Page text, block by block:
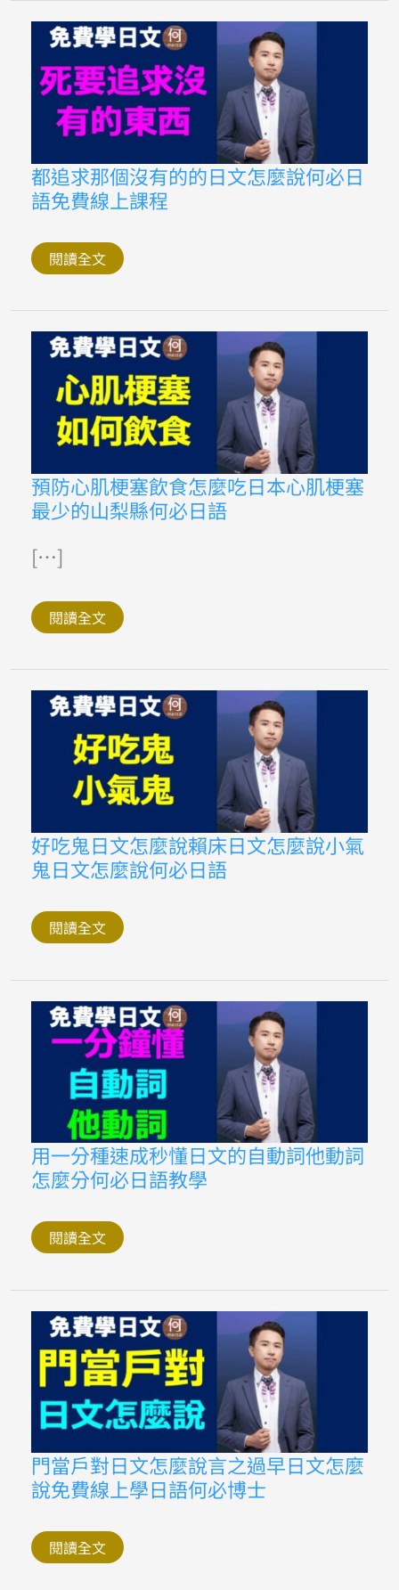
怎
麼
唸
以
及
dcard
都
推
的
日
語
線
上
程
都追求那個沒有的的日文怎麼說何必日
語免費線上課程
都
追
求
那
沒
有
的
文
怎
麼
說
必
日
語
免
費
線
上
課
程
閱讀全文
預防心肌梗塞飲食怎麼吃日本心肌梗塞
最少的山梨縣何必日語
[…]
預
防
心
肌
塞
飲
麼
吃
日
心
梗
塞
最
日
語
閱讀全文
好吃鬼日文怎麼說賴床日文怎麼說小氣
鬼日文怎麼說何必日語
好
吃
鬼
日
怎
麼
說
日
文
怎
麼
說
麼
說
何
必
日
閱讀全文
用一分種速成秒懂日文的自動詞他動詞
怎麼分何必日語教學
用
一
分
種
成
秒
懂
的
自
動
詞
他
動
詞
怎
麼
分
何
必
日
語
教
學
閱讀全文
門當戶對日文怎麼說言之過早日文怎麼
說免費線上學日語何必博士
門
當
戶
對
文
怎
麼
閱讀全文